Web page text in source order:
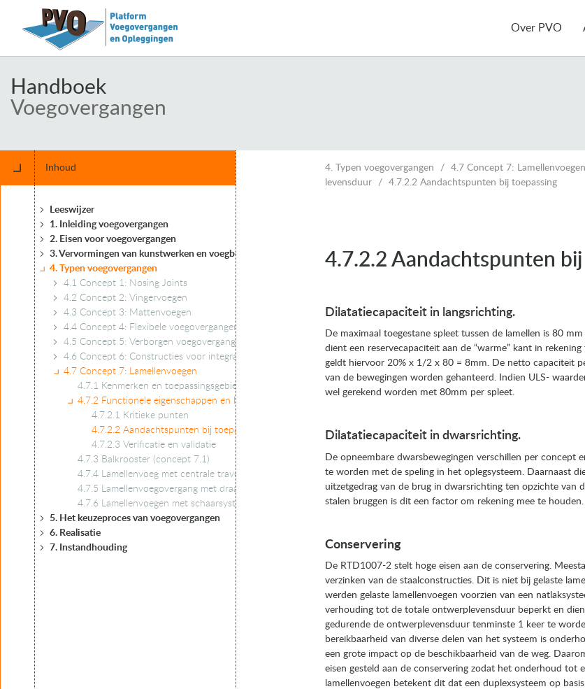
Over PVO
Handboek
Voegovergangen
Inhoud
Leeswijzer
1. Inleiding voegovergangen
2. Eisen voor voegovergangen
3. Vervormingen van kunstwerken en voegbewegingen
4. Typen voegovergangen
4.1 Concept 1: Nosing Joints
4.2 Concept 2: Vingervoegen
4.3 Concept 3: Mattenvoegen
4.4 Concept 4: Flexibele voegovergangen
4.5 Concept 5: Verborgen voegovergangen
4.6 Concept 6: Constructies voor integraal kunstwerken
4.7 Concept 7: Lamellenvoegen
4.7.1 Kenmerken en toepassingsgebied
4.7.2 Functionele eigenschappen en levensduur
4.7.2.1 Kritieke punten
4.7.2.2 Aandachtspunten bij toepassing
4.7.2.3 Verificatie en validatie
4.7.3 Balkrooster (concept 7.1)
4.7.4 Lamellenvoeg met centrale traversebalk (concept 7.2)
4.7.5 Lamellenvoegovergang met draaitraversen (concept 7.3)
4.7.6 Lamellenvoegen met schaarsysteem
5. Het keuzeproces van voegovergangen
6. Realisatie
7. Instandhouding
4. Typen voegovergangen 4.7 Concept 7: Lamellenvoegen
levensduur
4.7.2.2 Aandachtspunten bij toepassing
4.7.2.2 Aandachtspunten
Dilatatiecapaciteit in langsrichting.
De maximaal toegestane spleet tussen de lamellen is 80
dient een reservecapaciteit aan de “warme” kant in
geldt hiervoor 20% x 1/2 x 80 = 8mm. De netto capaciteit
van de bewegingen worden gehanteerd. Indien ULS-
wel gerekend worden met 80mm per spleet.
Dilatatiecapaciteit in dwarsrichting.
De opneembare dwarsbewegingen verschillen per concept
te worden met de speling in het oplegsysteem. Daarnaast
uitzetgedrag van de brug in dwarsrichting ten opzichte van
stalen bruggen is dit een factor om rekening mee te houden.
Conservering
De RTD1007-2 stelt hoge eisen aan de conservering.
verzinken van de staalconstructies. Dit is niet bij gelaste
werden gelaste lamellenvoegen voorzien van een
verhouding tot de totale ontwerplevensduur beperkt en
gedurende de ontwerplevensduur tenminste 1 keer te
bereikbaarheid van diverse delen van het systeem is
een grote impact op de beschikbaarheid van de weg.
eisen gesteld aan de conservering zodat het onderhoud tot
lamellenvoegen betekent dit dat een duplexsysteem op